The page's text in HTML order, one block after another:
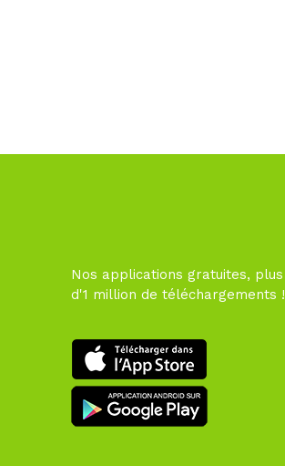
Nos applications gratuites, plus
d'1 million de téléchargements !